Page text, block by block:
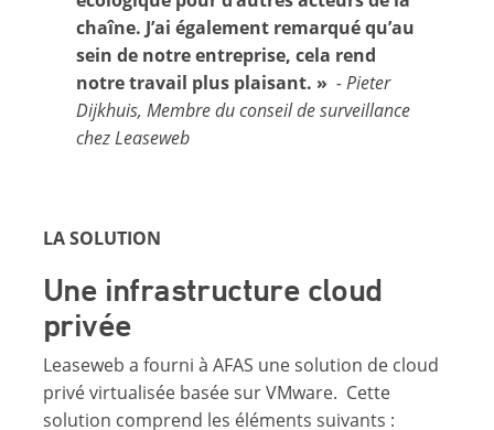
chaîne. J’ai également remarqué qu’au
sein de notre entreprise, cela rend
notre travail plus plaisant. » - Pieter
Dijkhuis, Membre du conseil de surveillance
chez Leaseweb
LA SOLUTION
Une infrastructure cloud
privée
Leaseweb a fourni à AFAS une solution de cloud
privé virtualisée basée sur VMware. Cette
solution comprend les éléments suivants :